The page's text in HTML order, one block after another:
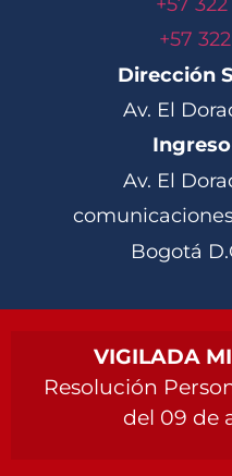
+57
Dirección
Av. El
Av. El
Bogotá
VIGILADA
Resolución
del 09 de